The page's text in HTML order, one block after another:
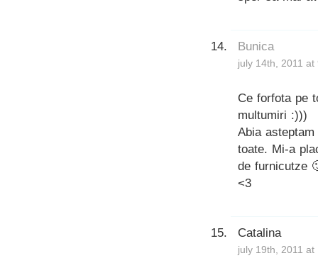
Bunica
july 14th, 2011 at
Ce forfota pe
multumiri :)))
Abia
toate. Mi-a
de furnicutze
<3
Catalina
july 19th, 2011 at